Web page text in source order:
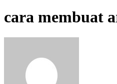
cara membuat